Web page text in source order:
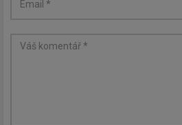
Zadejte váš email a